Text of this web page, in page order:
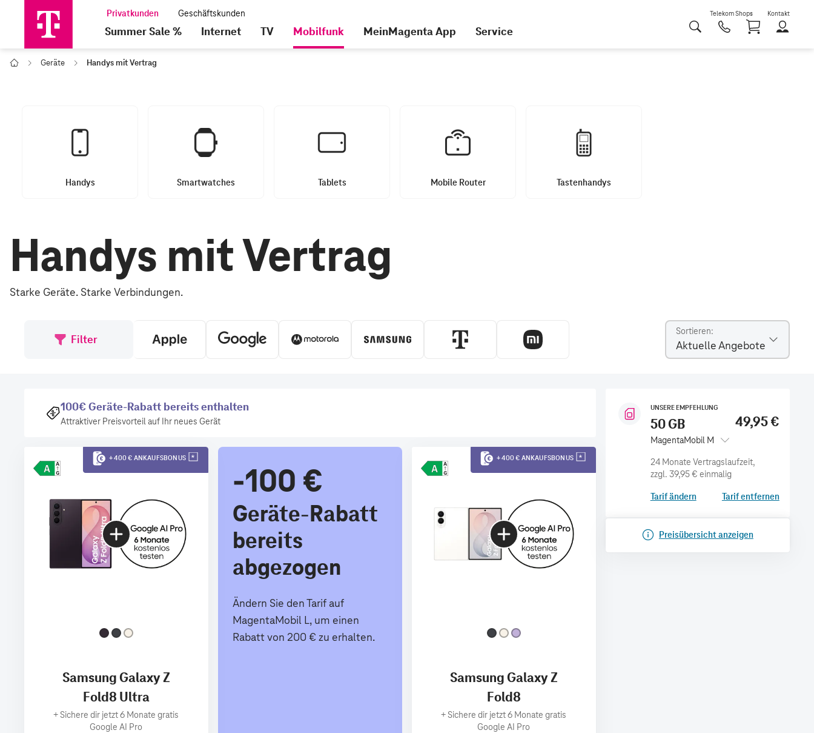
Telekom Shops Kontakt
Summer Sale % Internet TV Mobilfunk MeinMagenta App Service
Home Geräte Handys mit Vertrag
Handys Smartwatches Tablets Mobile Router Tastenhandys
Handys mit Vertrag
Starke Geräte. Starke Verbindungen.
Filter
Sortieren
Aktuelle Angebote
100€ Geräte-Rabatt bereits enthalten
Attraktiver Preisvorteil auf Ihr neues Gerät
+ 400 € ANKAUFSBONUS
Samsung Galaxy Z
Fold8 Ultra
+Sichere dir jetzt 6 Monate gratis
Google AI Pro
-100 €
Geräte-Rabatt
bereits
abgezogen
Ändern Sie den Tarif auf
MagentaMobil L, um einen
Rabatt von 200 € zu erhalten.
+ 400 € ANKAUFSBONUS
Samsung Galaxy Z
Fold8
+Sichere dir jetzt 6 Monate gratis
Google AI Pro
UNSERE EMPFEHLUNG
50 GB
MagentaMobil M
49,95 €
zzgl. 39,95 € einmalig
Tarif ändern Tarif entfernen
Preisübersicht anzeigen